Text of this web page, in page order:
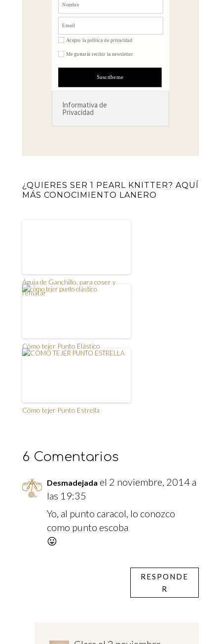
Acepto la política de privacidad
Me gustaría recibir la newsletter
Suscribeme
Informativa de
Privacidad
¿QUIERES SER 1 PEARL KNITTER? AQUÍ
MÁS CONOCIMIENTO LANERO
Aguja de Ganchillo, para coser y
rematar
Cómo tejer Punto Elástico
Cómo tejer Punto Estrella
6 Comentarios
Desmadejada el 2 noviembre, 2014 a
las 19:35
Yo, al punto caracol, lo conozco
como punto escoba
😛
RESPONDE
R